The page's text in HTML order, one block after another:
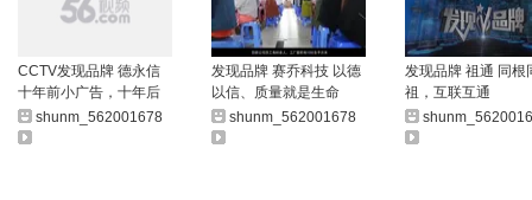
CCTV发现品牌 德永信
十年前小广告，十年后
大品牌
shunm_562001678
发现品牌 赛乔科技 以德
以信、质量就是生命
shunm_562001678
发现品牌 祖通 同根
祖，互联互通